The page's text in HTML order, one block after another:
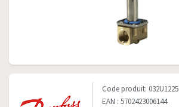
Code produit: 032U1225
EAN : 5702423006144